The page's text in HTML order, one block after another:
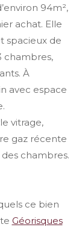
94m²,
achat. Elle
spacieux de
chambres,
À
avec espace
vitrage,
gaz récente
chambres.
ce bien
Géorisques